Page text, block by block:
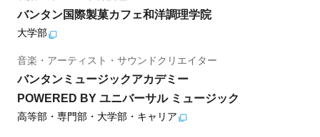
バンタン国際製菓カフェ和洋調理学院
大学部
音楽・アーティスト・サウンドクリエイター
バンタンミュージックアカデミー
POWERED BY ユニバーサル ミュージック
高等部・専門部・大学部・キャリア